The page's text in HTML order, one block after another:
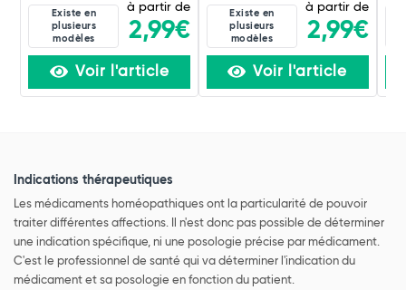
Existe en
plusieurs
modèles
à partir de
2,99€
Voir l'article
Existe en
plusieurs
modèles
à partir de
2,99€
Voir l'article
Indications thérapeutiques
Les médicaments homéopathiques ont la particularité de pouvoir
traiter différentes affections. Il n'est donc pas possible de déterminer
une indication spécifique, ni une posologie précise par médicament.
C'est le professionnel de santé qui va déterminer l'indication du
médicament et sa posologie en fonction du patient.